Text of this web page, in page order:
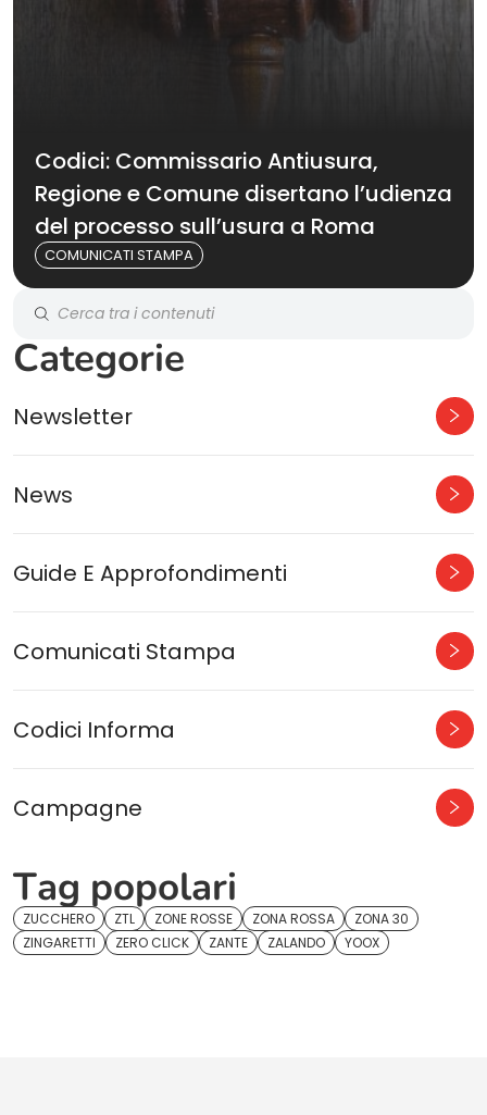
Codici: Commissario Antiusura,
Regione e Comune disertano l’udienza
del processo sull’usura a Roma
COMUNICATI STAMPA
Categorie
Newsletter
News
Guide E Approfondimenti
Comunicati Stampa
Codici Informa
Campagne
Tag popolari
ZUCCHERO ZTL ZONE ROSSE ZONA ROSSA
ZONA 30
ZINGARETTI
ZERO CLICK ZANTE ZALANDO YOOX